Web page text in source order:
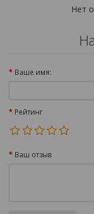
Нет
Ваше имя:
Рейтинг
Ваш отзыв